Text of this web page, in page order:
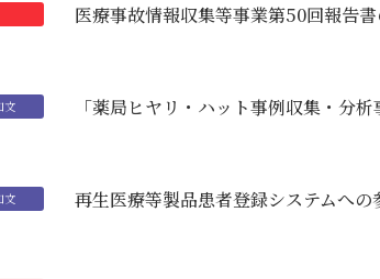
医療事故情報収集等事業第50回報告
「薬局ヒヤリ・ハット事例収集・分
再生医療等製品患者登録システムへの